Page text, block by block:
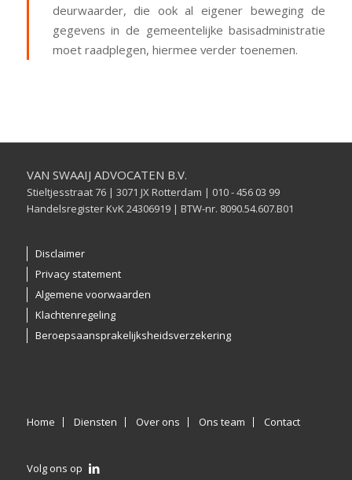
deurwaarder, die ook al eigener beweging de
gegevens in de gemeentelijke basisadministratie
moet raadplegen, hiermee verder toenemen.
VAN SWAAIJ ADVOCATEN B.V.
Stieltjesstraat 76 | 3071 JX Rotterdam | 010 - 456 03 99
Handelsregister KvK 24306919 | BTW-nr. 8090.54.607.B01
Disclaimer
Privacy statement
Algemene voorwaarden
Klachtenregeling
Beroepsaansprakelijksheidsverzekering
Home Diensten Over ons Ons team Contact
Volg ons op